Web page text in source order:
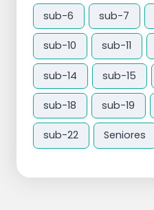
sub-6 sub-7
sub-10 sub-11
sub-14 sub-15
sub-18 sub-19
sub-22 Seniores